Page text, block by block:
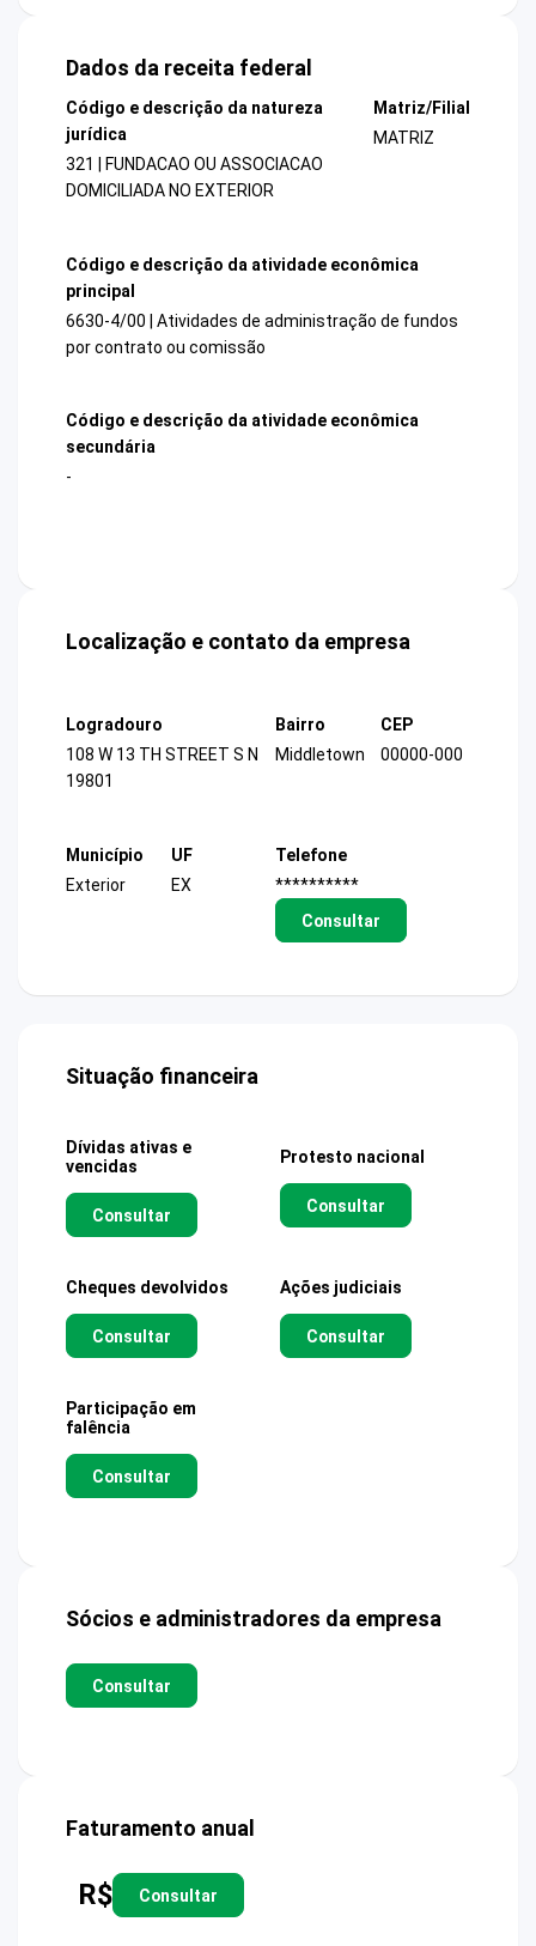
Dados da receita federal
Código e descrição da natureza
jurídica
321 | FUNDACAO OU ASSOCIACAO
DOMICILIADA NO EXTERIOR
Matriz/Filial
MATRIZ
Código e descrição da atividade econômica
principal
6630-4/00 | Atividades de administração de fundos
por contrato ou comissão
Código e descrição da atividade econômica
secundária
-
Localização e contato da empresa
Logradouro
108 W 13 TH STREET S N
19801
Bairro
Middletown
CEP
00000-000
Município
Exterior
UF
EX
Telefone
**********
Consultar
Situação financeira
Dívidas ativas e
vencidas
Consultar
Protesto nacional
Consultar
Cheques devolvidos
Consultar
Ações judiciais
Consultar
Participação em
falência
Consultar
Sócios e administradores da empresa
Consultar
Faturamento anual
R$ Consultar